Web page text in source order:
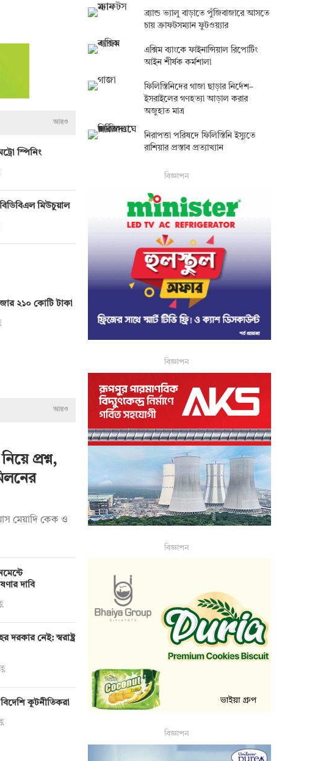
আরও
স্পিনিং
মিউচুয়াল
২১০ কোটি টাকা
আরও
প্রশ্ন,
মেয়াদি কেক ও
দাবি
দরকার নেই: স্বরাষ্ট্র
কূটনীতিকরা
ব্র্যান্ড ভ্যালু বাড়াতে পুঁজিবাজারে আসতে
চায় ক্রাফটসম্যান ফুটওয়্যার
এক্সিম ব্যাংকে ফাইনান্সিয়াল রিপোর্টিং
আইন শীর্ষক কর্মশালা
ফিলিস্তিনিদের গাজা ছাড়ার নির্দেশ–
ইসরাইলের গণহত্যা আড়াল করার
অজুহাত মাত্র
নিরাপত্তা পরিষদে ফিলিস্তিনি ইস্যুতে
রাশিয়ার প্রস্তাব প্রত্যাখ্যান
বিজ্ঞাপন
বিজ্ঞাপন
বিজ্ঞাপন
বিজ্ঞাপন